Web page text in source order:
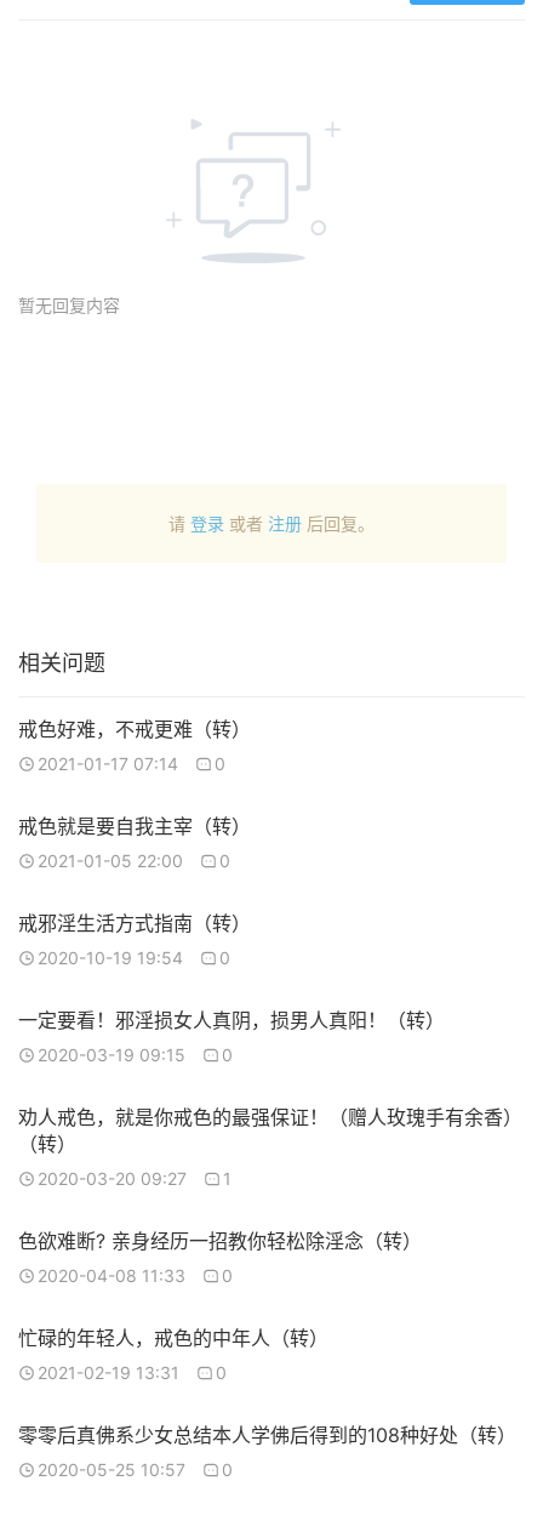
暂无回复内容
请 登录 或者 注册 后回复。
相关问题
戒色好难，不戒更难（转）
2021-01-17 07:14 0
戒色就是要自我主宰（转）
2021-01-05 22:00 0
戒邪淫生活方式指南（转）
2020-10-19 19:54 0
一定要看！邪淫损女人真阴，损男人真阳！（转）
2020-03-19 09:15 0
劝人戒色，就是你戒色的最强保证！（赠人玫瑰手有余香）
（转）
2020-03-20 09:27 1
色欲难断? 亲身经历一招教你轻松除淫念（转）
2020-04-08 11:33 0
忙碌的年轻人，戒色的中年人（转）
2021-02-19 13:31 0
零零后真佛系少女总结本人学佛后得到的108种好处（转）
2020-05-25 10:57 0